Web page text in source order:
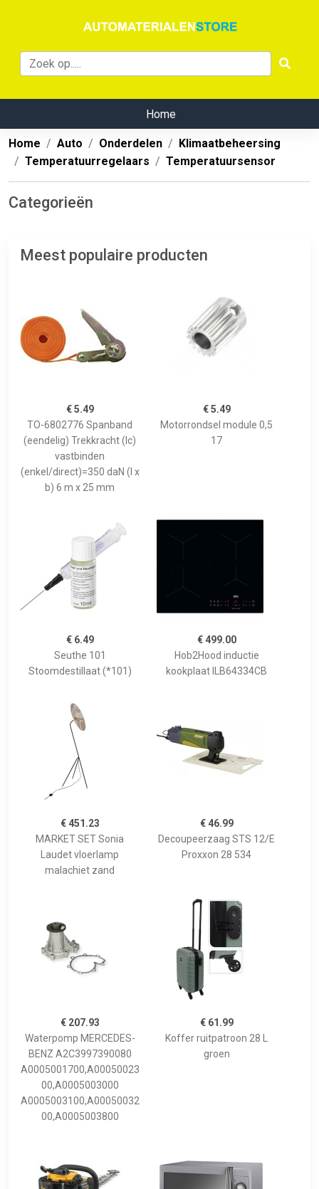
Home
Home Auto Onderdelen
Klimaatbeheersing
Temperatuurregelaars
Temperatuursensor
Categorieën
Meest populaire producten
€ 5.49
TO-6802776 Spanband
(eendelig) Trekkracht (lc)
vastbinden
(enkel/direct)=350 daN (l x
b) 6 m x 25 mm
€ 5.49
Motorrondsel module 0,5
17
€ 6.49
Seuthe 101
Stoomdestillaat (*101)
€ 499.00
Hob2Hood inductie
kookplaat ILB64334CB
€ 451.23
MARKET SET Sonia
Laudet vloerlamp
malachiet zand
€ 46.99
Decoupeerzaag STS 12/E
Proxxon 28 534
€ 207.93
Waterpomp MERCEDES-
BENZ A2C3997390080
A0005001700,A00050023
00,A0005003000
A0005003100,A00050032
00,A0005003800
€ 61.99
Koffer ruitpatroon 28 L
groen